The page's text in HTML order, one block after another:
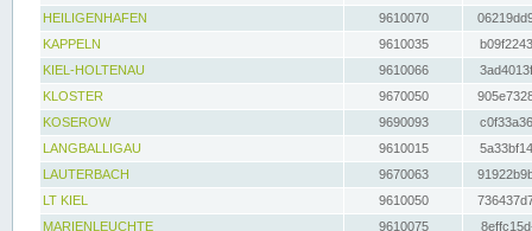
HEILIGENHAFEN
9610070
KAPPELN
9610035
KIEL-HOLTENAU
9610066
KLOSTER
9670050
KOSEROW
9690093
LANGBALLIGAU
9610015
LAUTERBACH
9670063
LT KIEL
9610050
MARIENLEUCHTE
9610075